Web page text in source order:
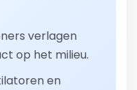
verlagen
op het milieu.
en